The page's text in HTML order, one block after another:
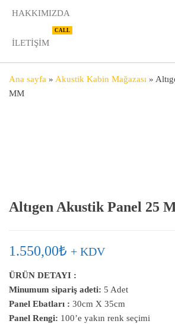
HAKKIMIZDA
İLETIŞIM
CALL
Ana sayfa » Akustik Kabin Mağazası »
MM
Altıgen Akustik Panel 25
1.550,00₺ + KDV
ÜRÜN DETAYI :
Minumum sipariş adeti: 5 Adet
Panel Ebatları : 30cm X 35cm
Panel Rengi: 100’e yakın renk seçimi